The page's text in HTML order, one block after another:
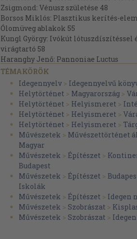
Zsigmond: Vénusz születése 48
Borsos Miklós: Plasztikus kerítés-elem
Ólomüveg ablakok 55
Kungl György: Ivókút lótuszdíszítéssel
virágtartó 58
Haranghy Jenő: Pannoniae Luctus
(Jantsits Gabriella) 61
II/l. BERENDEZÉSI TÁRGYAK 65
Vitrin 66
Empire bútorok 69
Biedermeier szekrény 72
II/2. TÁRGYI EMLÉKEK AKTUÁLIS
Az egyetemi pedum (jogar) 76
III. DÍSZÍTŐ PLASZTIKÁK 79
Vastagh Éva: Gyógyítás 80
Pátzay Pál: Kígyóölő 83
Staindl Katalin: Galilei 87
Garányi József: A Nap himnusza 90
Ligeti Erika: Anya gyermekével 93
Petrás Mária: Piéta 96
IV. EMLÉKMEGŐRZŐ ÉRMEK,
TÉMAKÖRÖK
Idegennyelv > Idegennyelvű
Helytörténet > Magyarország >
Helytörténet > Helyismeret >
Helytörténet > Helyismeret >
Helytörténet > Helyismeret >
Művészetek > Művészettörténet
Magyar
Művészetek > Építészet >
Budapest
Művészetek > Építészet >
Iskolák
Művészetek > Építészet > Idegen
Művészetek > Szobrászat >
Művészetek > Szobrászat >